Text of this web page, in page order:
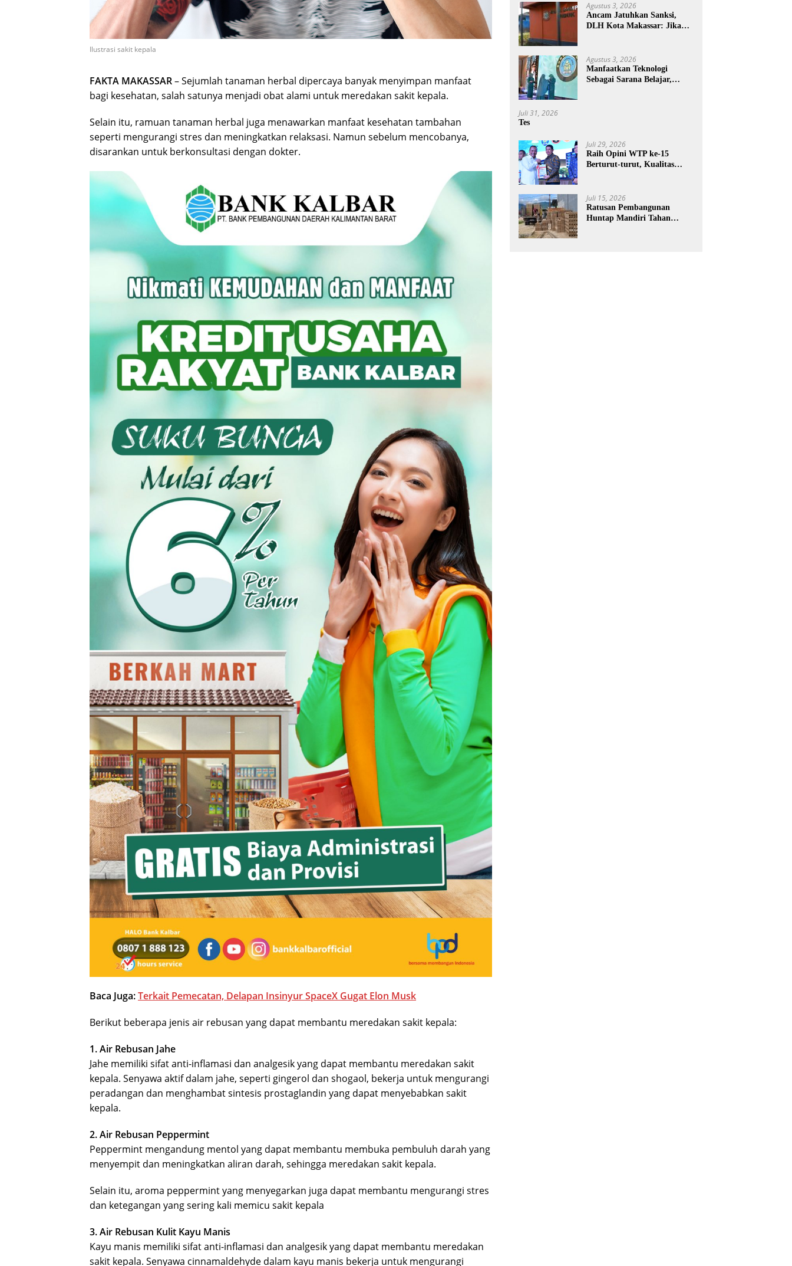
Ilustrasi sakit kepala
FAKTA MAKASSAR– Sejumlah tanaman herbal dipercaya banyak menyimpan manfaat
bagi kesehatan, salah satunya menjadi obat alami untuk meredakan sakit kepala.
Selain itu, ramuan tanaman herbal juga menawarkan manfaat kesehatan tambahan
seperti mengurangi stres dan meningkatkan relaksasi. Namun sebelum mencobanya,
disarankan untuk berkonsultasi dengan dokter.
Baca Juga:Terkait Pemecatan, Delapan Insinyur SpaceX Gugat Elon Musk
Berikut beberapa jenis air rebusan yang dapat membantu meredakan sakit kepala:
1. Air Rebusan Jahe
Jahe memiliki sifat anti-inflamasi dan analgesik yang dapat membantu meredakan sakit
kepala. Senyawa aktif dalam jahe, seperti gingerol dan shogaol, bekerja untuk mengurangi
peradangan dan menghambat sintesis prostaglandin yang dapat menyebabkan sakit
kepala.
2. Air Rebusan Peppermint
Peppermint mengandung mentol yang dapat membantu membuka pembuluh darah yang
menyempit dan meningkatkan aliran darah, sehingga meredakan sakit kepala.
Selain itu, aroma peppermint yang menyegarkan juga dapat membantu mengurangi stres
dan ketegangan yang sering kali memicu sakit kepala
3. Air Rebusan Kulit Kayu Manis
Kayu manis memiliki sifat anti-inflamasi dan analgesik yang dapat membantu meredakan
sakit kepala. Senyawa cinnamaldehyde dalam kayu manis bekerja untuk mengurangi
Agustus 3, 2026
Ancam Jatuhkan Sanksi,
DLH Kota Makassar: Jika
Agustus 3, 2026
Manfaatkan Teknologi
Sebagai Sarana Belajar,
Juli 31, 2026
Tes
Juli 29, 2026
Raih Opini WTP ke-15
Berturut-turut, Kualitas
Juli 15, 2026
Ratusan Pembangunan
Huntap Mandiri Tahan